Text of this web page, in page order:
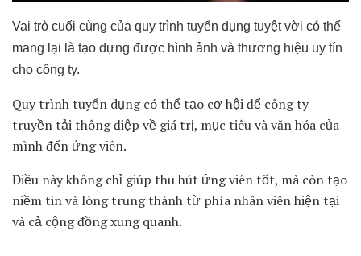
Vai trò cuối cùng của quy trình tuyển dụng tuyệt vời có thể
mang lại là tạo dựng được hình ảnh và thương hiệu uy tín
cho công ty.
Quy trình tuyển dụng có thể tạo cơ hội để công ty
truyền tải thông điệp về giá trị, mục tiêu và văn hóa của
mình đến ứng viên.
Điều này không chỉ giúp thu hút ứng viên tốt, mà còn tạo
niềm tin và lòng trung thành từ phía nhân viên hiện tại
và cả cộng đồng xung quanh.